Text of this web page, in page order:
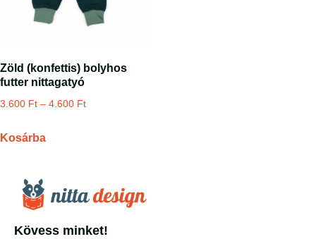
Zöld (konfettis) bolyhos
futter nittagatyó
3.600 Ft – 4.600 Ft
Kosárba
Kövess minket!